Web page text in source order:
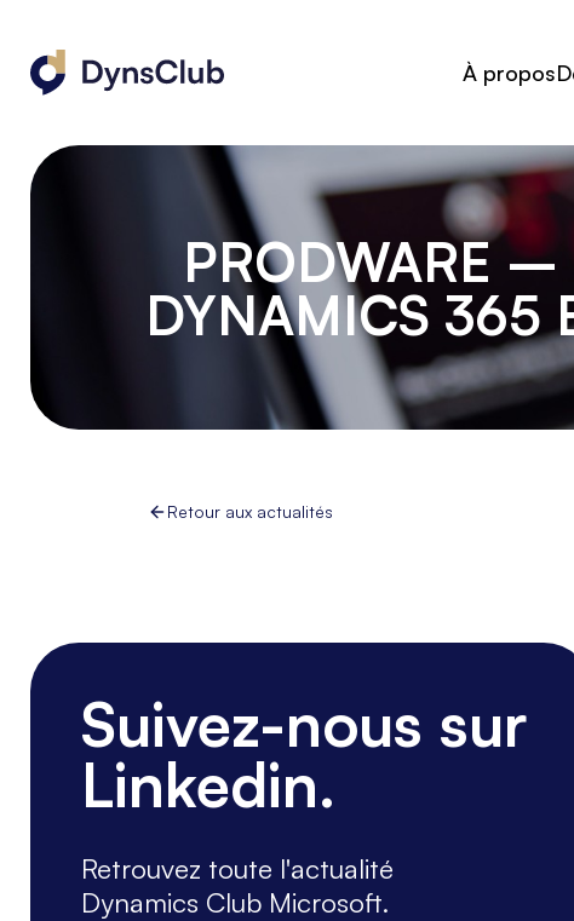
À propos
PRODWARE –
DYNAMICS 365
Retour aux actualités
Suivez-nous sur
Linkedin.
Retrouvez toute l'actualité
Dynamics Club Microsoft.